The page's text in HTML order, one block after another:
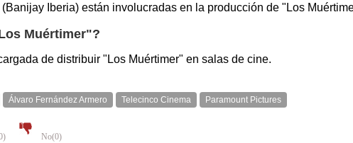
Iberia) están involucradas en la producción de "Los
Muértimer"?
de distribuir "Los Muértimer" en salas de cine.
Álvaro Fernández Armero Telecinco Cinema Paramount Pictures
) No(0)